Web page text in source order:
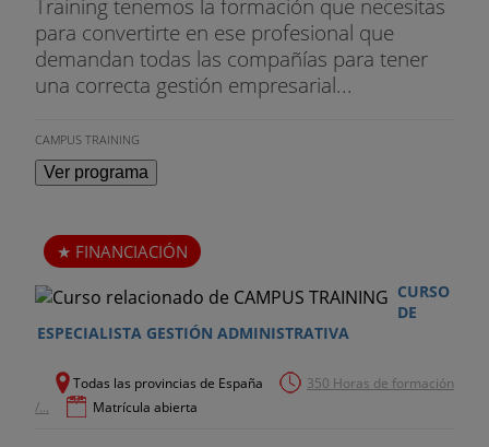
Training tenemos la formación que necesitas
para convertirte en ese profesional que
demandan todas las compañías para tener
una correcta gestión empresarial...
CAMPUS TRAINING
Ver programa
FINANCIACIÓN
CURSO
DE
ESPECIALISTA GESTIÓN ADMINISTRATIVA
Todas las provincias de España
350 Horas de formación
/...
Matrícula abierta